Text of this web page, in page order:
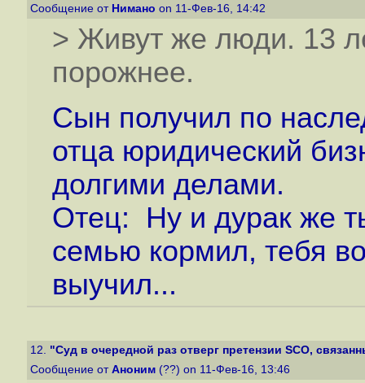
Сообщение от Нимано on 11-Фев-16, 14:42
> Живут же люди. 13
порожнее.
Сын получил по
отца юридический
долгими делами.
Отец: Ну и дурак же
семью кормил, тебя
выучил...
12. "Суд в очередной раз отверг претензии SCO,
Сообщение от Аноним (??) on 11-Фев-16, 13:46